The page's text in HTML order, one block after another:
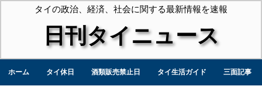
タイの政治、経済、社会に関する最新情報を速報
日刊タイニュース
ホーム タイ休日 酒類販売禁止日 タイ生活ガイド 三面記事